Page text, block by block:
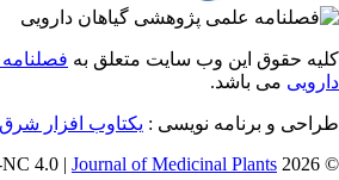
حقوق این وب سایت متعلق بهفصلنامه
می باشد.
و برنامه نویسی :یکتاوب افزار شرق
Journal of Medicinal Plants